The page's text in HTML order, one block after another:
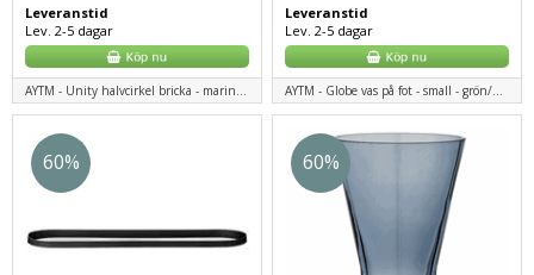
Leveranstid
Lev. 2-5 dagar
AYTM - Unity halvcirkel bricka - marinblå
Leveranstid
Lev. 2-5 dagar
AYTM - Globe vas på fot - small - grön/mässing
60% 60%